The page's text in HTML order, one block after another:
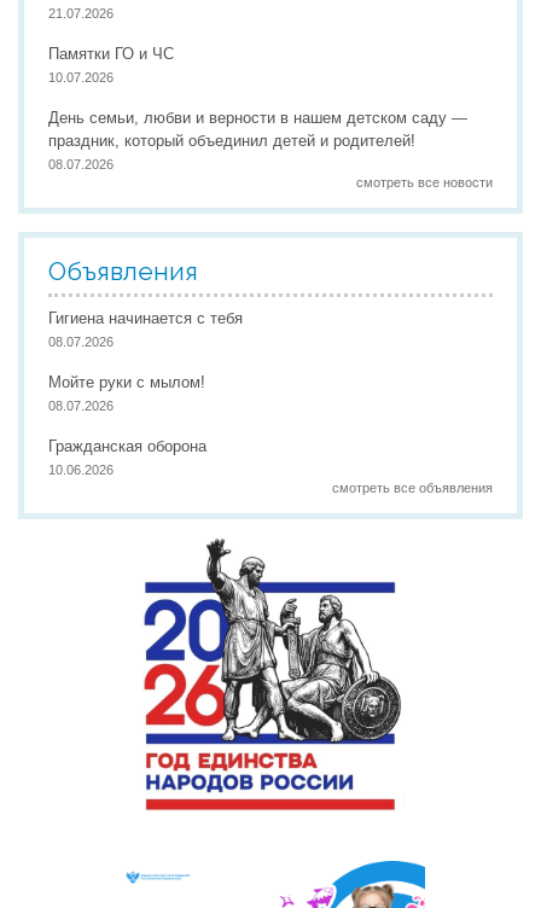
21.07.2026
Памятки ГО и ЧС
10.07.2026
День семьи, любви и верности в нашем детском саду —
праздник, который объединил детей и родителей!
08.07.2026
смотреть все новости
Объявления
Гигиена начинается с тебя
08.07.2026
Мойте руки с мылом!
08.07.2026
Гражданская оборона
10.06.2026
смотреть все объявления